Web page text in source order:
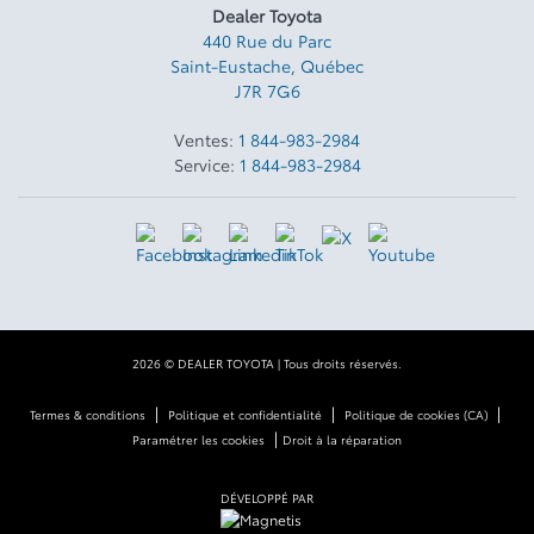
Dealer Toyota
440 Rue du Parc
Saint-Eustache, Québec
J7R 7G6
Ventes: 1 844-983-2984
Service: 1 844-983-2984
2026 © DEALER TOYOTA | Tous droits réservés.
Termes & conditions| Politique et confidentialité| Politique de cookies (CA)|
Paramétrer les cookies | Droit à la réparation
DÉVELOPPÉ PAR